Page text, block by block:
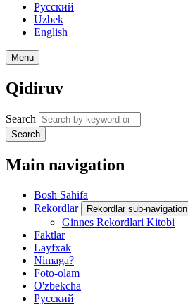
Русский
Uzbek
English
Menu
Qidiruv
Search
Search
Main navigation
Bosh Sahifa
Rekordlar
Rekordlar sub-navigation
Ginnes Rekordlari Kitobi
Faktlar
Layfxak
Nimaga?
Foto-olam
O'zbekcha
Русский